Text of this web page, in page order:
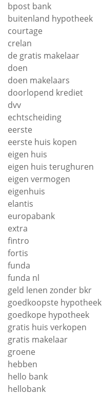
bpost bank
buitenland hypotheek
courtage
crelan
de gratis makelaar
doen
doen makelaars
doorlopend krediet
dvv
echtscheiding
eerste
eerste huis kopen
eigen huis
eigen huis terughuren
eigen vermogen
eigenhuis
elantis
europabank
extra
fintro
fortis
funda
funda nl
geld lenen zonder bkr
goedkoopste hypotheek
goedkope hypotheek
gratis huis verkopen
gratis makelaar
groene
hebben
hello bank
hellobank